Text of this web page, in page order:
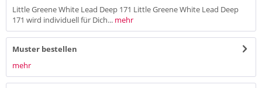
Little Greene White Lead Deep 171 Little Greene White Lead Deep
171 wird individuell für Dich... mehr
Muster bestellen
mehr